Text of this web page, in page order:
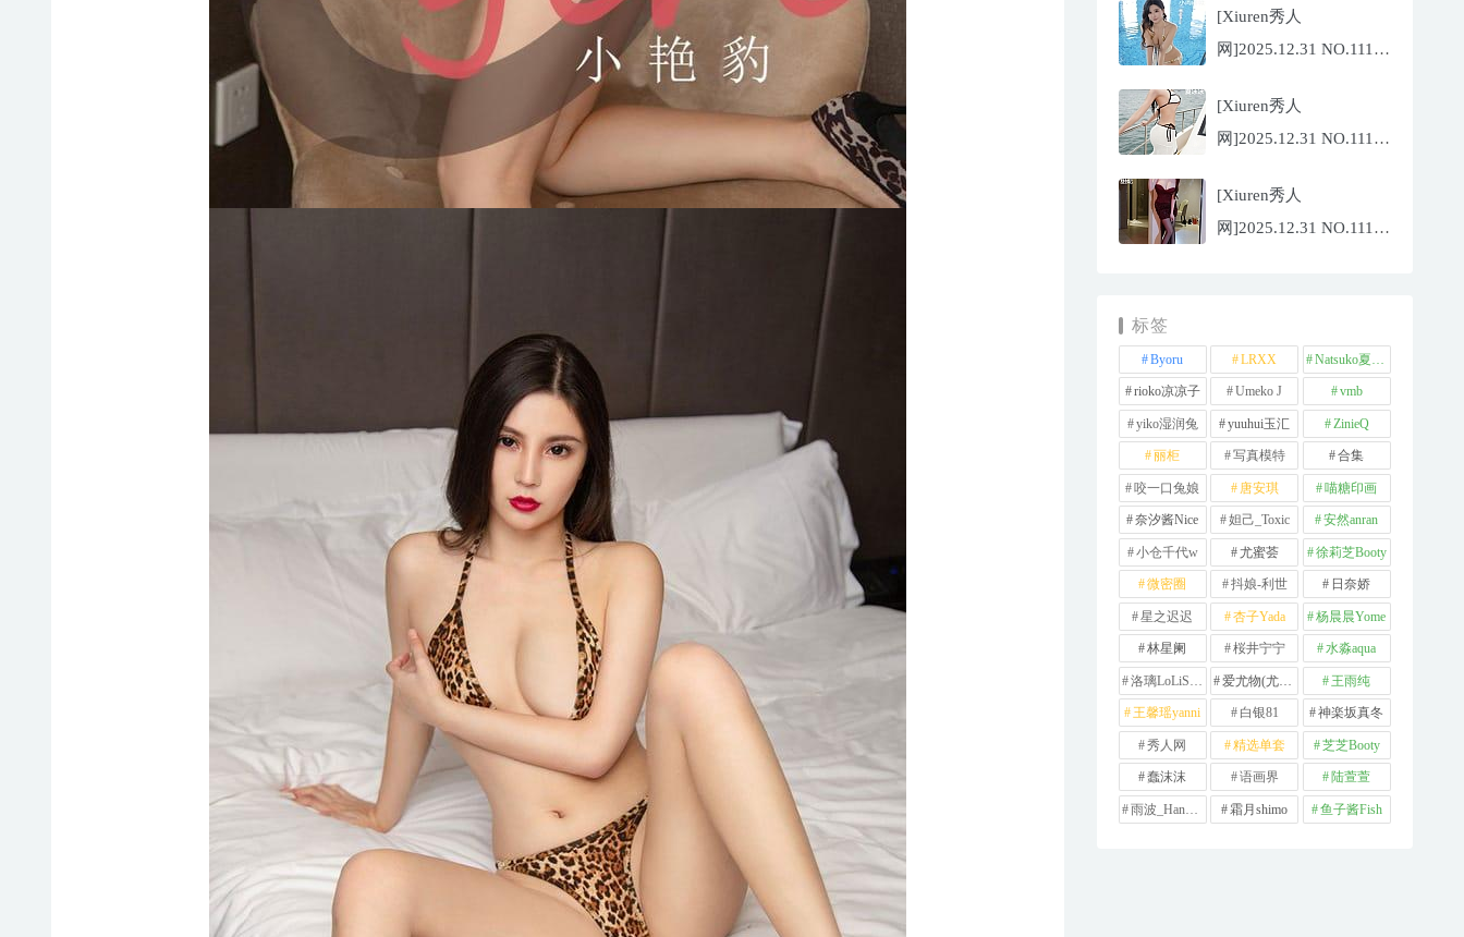
[Xiuren秀人
网]2025.12.31 NO.11182
[81P/959.10MB]
[Xiuren秀人
网]2025.12.31 NO.11180
[Xiuren秀人
网]2025.12.31 NO.11181
标签
Byoru LRXX Natsuko夏夏子
rioko凉凉子 Umeko J vmb
yiko湿润兔 yuuhui玉汇 ZinieQ
丽柜 写真模特 合集
咬一口兔娘 唐安琪 喵糖印画
奈汐酱Nice 妲己_Toxic 安然anran
小仓千代w 尤蜜荟 徐莉芝Booty
微密圈 抖娘-利世 日奈娇
星之迟迟 杏子Yada 杨晨晨Yome
林星阑 桜井宁宁 水淼aqua
洛璃LoLiSAMA 爱尤物(尤果网) 王雨纯
王馨瑶yanni 白银81 神楽坂真冬
秀人网 精选单套 芝芝Booty
蠢沫沫 语画界 陆萱萱
雨波_HaneAme 霜月shimo 鱼子酱Fish